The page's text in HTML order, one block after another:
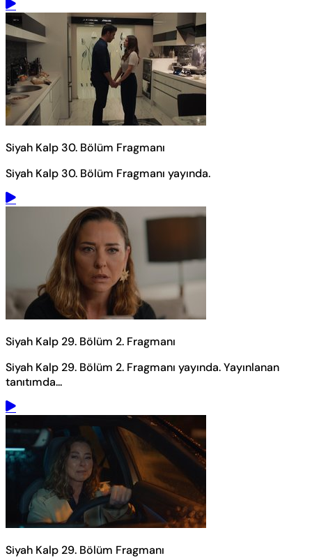
Siyah Kalp 30. Bölüm Fragmanı
Siyah Kalp 30. Bölüm Fragmanı yayında.
Siyah Kalp 29. Bölüm 2. Fragmanı
Siyah Kalp 29. Bölüm 2. Fragmanı yayında.Yayınlanan
tanıtımda...
Siyah Kalp 29. Bölüm Fragmanı